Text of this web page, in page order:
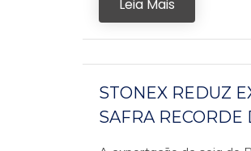
Leia Mais
STONEX REDUZ
SAFRA RECORDE